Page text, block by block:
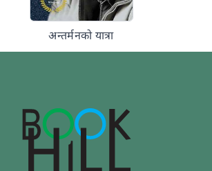
अन्तर्मनको यात्रा